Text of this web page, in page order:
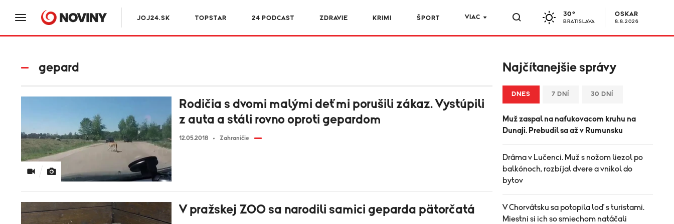
JOJ24.SK TOPSTAR 24 PODCAST ZDRAVIE KRIMI ŠPORT VIAC 30°
BRATISLAVA
OSKAR
8.8.2026
gepard
Rodičia s dvomi malými deťmi porušili zákaz. Vystúpili
z auta a stáli rovno oproti gepardom
12.05.2018 Zahraničie
V pražskej ZOO sa narodili samici geparda pätorčatá
Najčítanejšie správy
DNES 7 DNÍ 30 DNÍ
Muž zaspal na nafukovacom kruhu na
Dunaji. Prebudil sa až v Rumunsku
Dráma v Lučenci. Muž s nožom liezol po
balkónoch, rozbíjal dvere a vnikol do
bytov
V Chorvátsku sa potopila loď s turistami.
Miestni si ich so smiechom natáčali